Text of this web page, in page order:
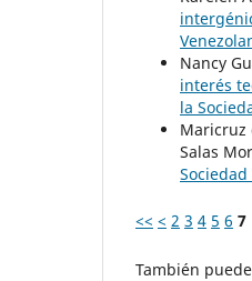
Nancy
interés
la
Maricruz
Salas
<< < 2 3 4 5 6 7
También puede